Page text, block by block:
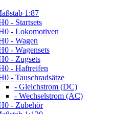
1:87
- Startsets
- Lokomotiven
- Wagen
- Wagensets
- Zugsets
- Haftreifen
- Tauschradsätze
- Gleichstrom (DC)
- Wechselstrom (AC)
- Zubehör